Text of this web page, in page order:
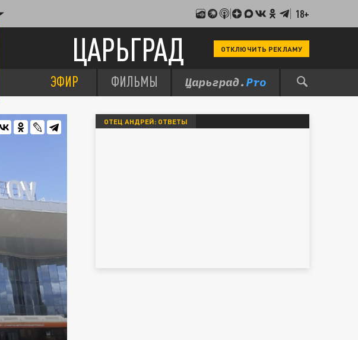
18+
ЦАРЬГРАД ОТКЛЮЧИТЬ РЕКЛАМУ
ЭФИР ФИЛЬМЫ
ОТЕЦ АНДРЕЙ: ОТВЕТЫ